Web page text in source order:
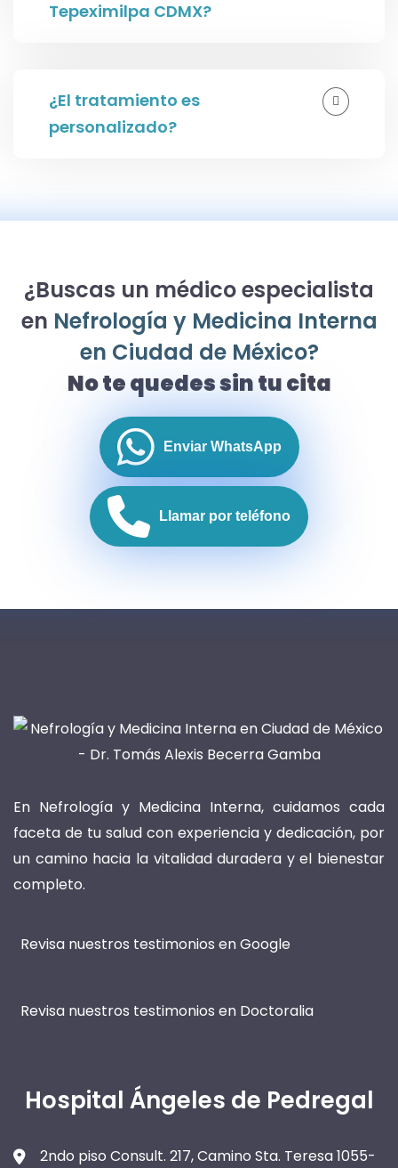
Tepeximilpa CDMX?
¿El tratamiento es
personalizado?
¿Buscas un médico especialista
en Nefrología y Medicina Interna
en Ciudad de México?
No te quedes sin tu cita
Enviar WhatsApp
Llamar por teléfono
En Nefrología y Medicina Interna, cuidamos cada
faceta de tu salud con experiencia y dedicación, por
un camino hacia la vitalidad duradera y el bienestar
completo.
Revisa nuestros testimonios en Google
Revisa nuestros testimonios en Doctoralia
Hospital Ángeles de Pedregal
2ndo piso Consult. 217, Camino Sta. Teresa 1055-